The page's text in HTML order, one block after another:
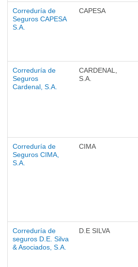
Correduría de
Seguros CAPESA
S.A.
CAPESA
Correduría de
Seguros
Cardenal, S.A.
CARDENAL,
S.A.
Correduría de
Seguros CIMA,
S.A.
CIMA
Correduría de
seguros D.E. Silva
& Asociados, S.A.
D.E SILVA